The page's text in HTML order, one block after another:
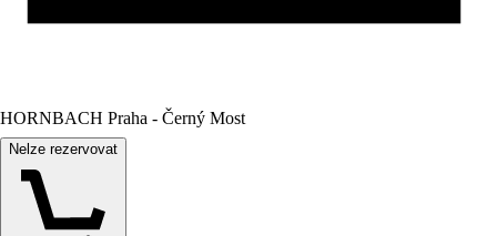
HORNBACH Praha - Černý Most
Nelze rezervovat